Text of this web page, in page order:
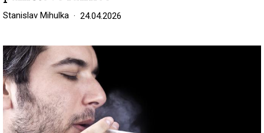
Stanislav Mihulka 24.04.2026
Image